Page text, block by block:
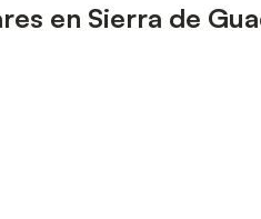
en Sierra de